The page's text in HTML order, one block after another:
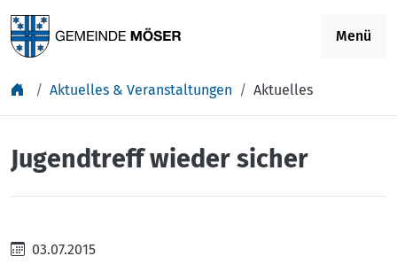
Menü
Aktuelles & Veranstaltungen Aktuelles
Jugendtreff wieder sicher
03.07.2015